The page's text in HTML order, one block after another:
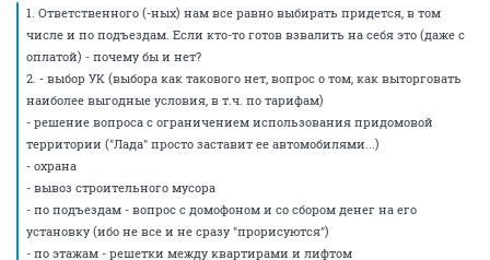
1. Ответственного (-ных) нам все равно выбирать придется, в том
числе и по подъездам. Если кто-то готов взвалить на себя это (даже с
оплатой) - почему бы и нет?
2. - выбор УК (выбора как такового нет, вопрос о том, как выторговать
наиболее выгодные условия, в т.ч. по тарифам)
- решение вопроса с ограничением использования придомовой
территории ("Лада" просто заставит ее автомобилями...)
- охрана
- вывоз строительного мусора
- по подъездам - вопрос с домофоном и со сбором денег на его
установку (ибо не все и не сразу "прорисуются")
- по этажам - решетки между квартирами и лифтом